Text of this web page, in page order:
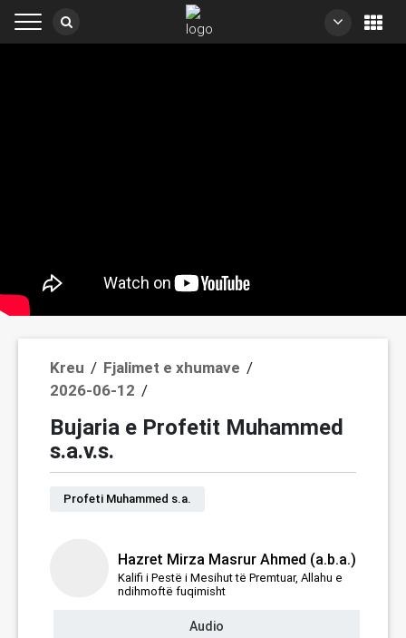
Kreu / Fjalimet e xhumave /
2026-06-12 /
Bujaria e Profetit Muhammed
s.a.v.s.
Profeti Muhammed s.a.
Hazret Mirza Masrur Ahmed (a.b.a.)
Kalifi i Pestë i Mesihut të Premtuar, Allahu e
ndihmoftë fuqimisht
Audio